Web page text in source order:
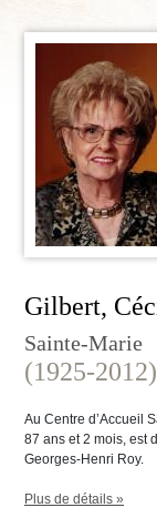
Gilbert,
Sainte-Marie
(1925-2012)
Au Centre d’Accueil
87 ans et 2 mois, est
Georges-Henri Roy.
Plus de détails »